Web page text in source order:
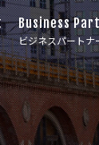
Business
ビジネスパートナ